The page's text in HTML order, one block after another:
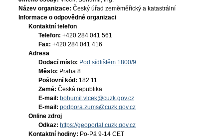
Název organizace: Český úřad zeměměřický a katastrální
Informace o odpovědné organizaci
Kontaktní telefon
Telefon: +420 284 041 561
Fax: +420 284 041 416
Adresa
Dodací místo: Pod sídlištěm 1800/9
Město: Praha 8
Poštovní kód: 182 11
Země: Česká republika
E-mail: bohumil.vlcek@cuzk.gov.cz
E-mail: podpora.zums@cuzk.gov.cz
Online zdroj
Odkaz: https://geoportal.cuzk.gov.cz
Kontaktní hodiny: Po-Pá 9-14 CET